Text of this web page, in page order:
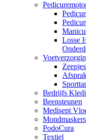
Losse
Zeepjes
Bedrijfs
Beensteunen
Medisept
Mondmaskers
PodoCura
Textiel